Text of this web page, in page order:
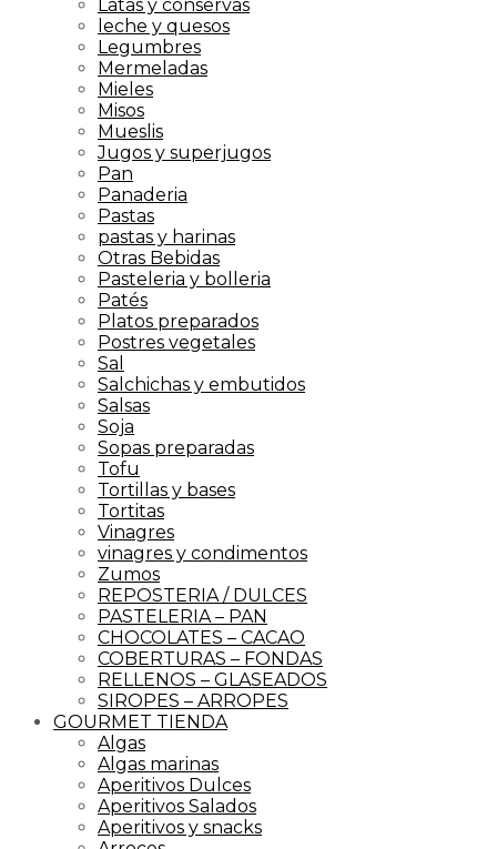
Latas y conservas
leche y quesos
Legumbres
Mermeladas
Mieles
Misos
Mueslis
Jugos y superjugos
Pan
Panaderia
Pastas
pastas y harinas
Otras Bebidas
Pasteleria y bolleria
Patés
Platos preparados
Postres vegetales
Sal
Salchichas y embutidos
Salsas
Soja
Sopas preparadas
Tofu
Tortillas y bases
Tortitas
Vinagres
vinagres y condimentos
Zumos
REPOSTERIA / DULCES
PASTELERIA – PAN
CHOCOLATES – CACAO
COBERTURAS – FONDAS
RELLENOS – GLASEADOS
SIROPES – ARROPES
GOURMET TIENDA
Algas
Algas marinas
Aperitivos Dulces
Aperitivos Salados
Aperitivos y snacks